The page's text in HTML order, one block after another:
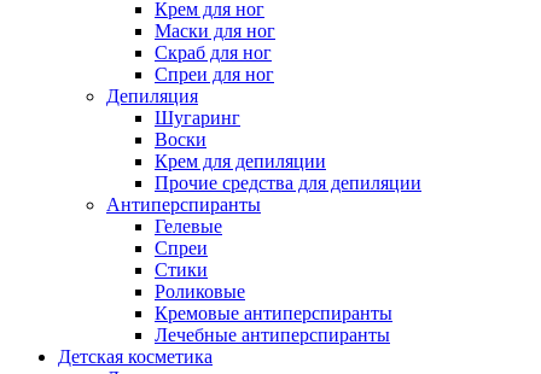
Крем для ног
Маски для ног
Скраб для ног
Спреи для ног
Депиляция
Шугаринг
Воски
Крем для депиляции
Прочие средства для депиляции
Антиперспиранты
Гелевые
Спреи
Стики
Роликовые
Кремовые антиперспиранты
Лечебные антиперспиранты
Детская косметика